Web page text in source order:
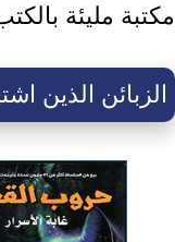
مكتبة مليئة
الزبائن الذين